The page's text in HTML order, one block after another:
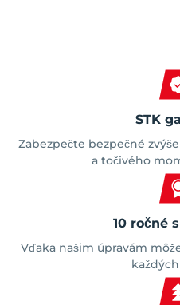
STK
Zabezpečte bezpečné
a točivého
10 ročné
Vďaka našim úpravám